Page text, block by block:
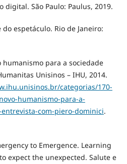
São Paulo: Paulus, 2019.
do espetáculo. Rio de Janeiro:
humanismo para a sociedade
Unisinos – IHU, 2014.
categorias/170-
humanismo-para-a-
com-piero-dominici.
to Emergence. Learning
expect the unexpected. Salute e